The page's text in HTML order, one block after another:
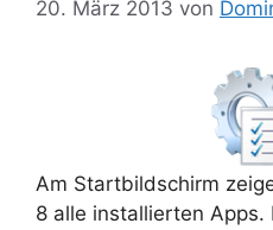
20. März 2013 von
Am Startbildschirm
8 alle installierten Apps.